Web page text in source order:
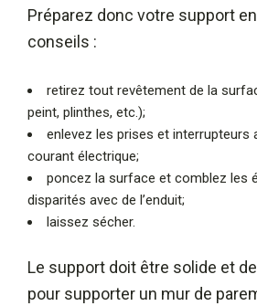
Préparez donc votre support
conseils :
retirez tout revêtement de la
peint, plinthes, etc.);
enlevez les prises et interrupteurs
courant électrique;
poncez la surface et comblez les
disparités avec de l’enduit;
laissez sécher.
Le support doit être solide et
pour supporter un mur de